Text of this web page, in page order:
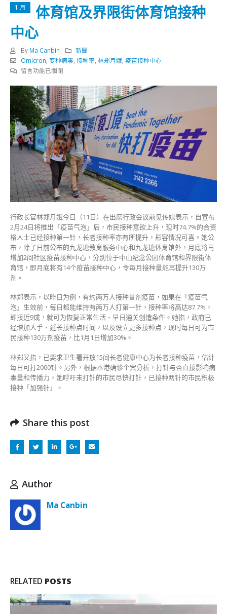
1 月
体育馆及界限街体育馆接种
中心
By Ma Canbin
新聞
Omicron, 变种病毒, 接种率, 林郑月娥, 疫苗接种中心
在
府
月
底
重
开
中
山
纪
念
公
园
体
育
馆
及
界
限
街
体
馆
接
种
中
心〉
中
留言功能已關閉
行政长官林郑月娥今日（11日）在出席行政会议前见传媒表示，自宣布
2月24日将推出「疫苗气泡」后，市民接种意欲上升，现时74.7%的合资
格人士已经接种第一针，长者接种率亦有所提升，形容情况可喜。她公
布，除了日前公布的九龙塘教育服务中心和九龙塘体育馆外，月底将再
增加2间社区疫苗接种中心，分别位于中山纪念公园体育馆和界限街体
育馆，即月底将有14个疫苗接种中心，令每月接种量能再提升130万
剂。
林郑表示，以昨日为例，有约两万人接种首剂疫苗，如果在「疫苗气
泡」生效前，每日都能维持有两万人打第一针，接种率将高达87.7%，
即接近9成，就可为恢复正常生活、早日通关创造条件。她指，政府已
经增加人手、延长接种点时间，以及设立更多接种点，现时每日可为市
民接种130万剂疫苗，比1月1日增加30%。
林郑又指，已要求卫生署开放15间长者健康中心为长者接种疫苗，估计
每日可打2000针。另外，根据本港确诊个案分析，打针与否直接影响病
毒量和传播力，她呼吁未打针的市民尽快打针，已接种两针的市民积极
接种「加强针」。
Share this post
Author
Ma Canbin
RELATED POSTS